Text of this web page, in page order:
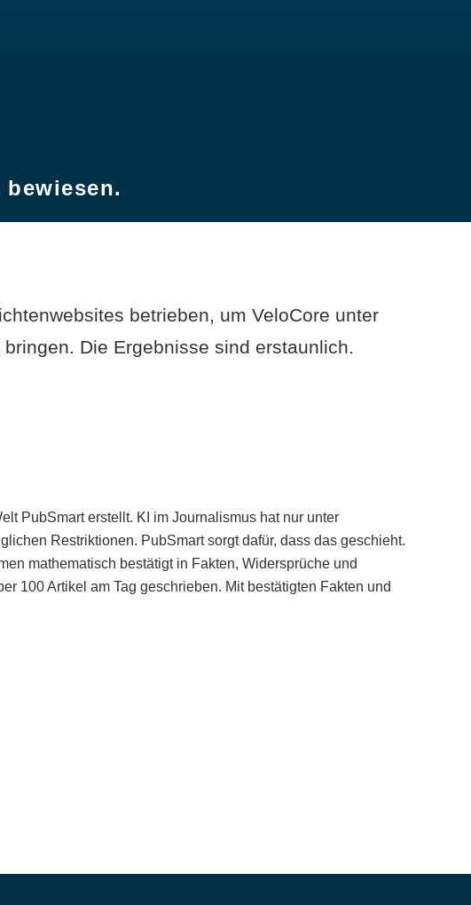
betrieben, um VeloCore unter
Die Ergebnisse sind erstaunlich.
PubSmart erstellt. KI im Journalismus hat nur unter
Restriktionen. PubSmart sorgt dafür, dass das geschieht.
mathematisch bestätigt in Fakten, Widersprüche und
100 Artikel am Tag geschrieben. Mit bestätigten Fakten und